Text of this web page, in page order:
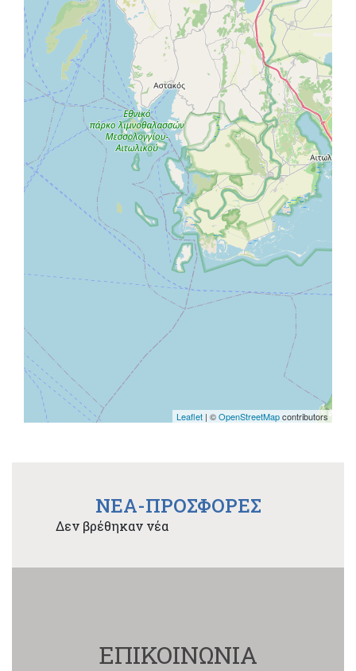
Leaflet | ©OpenStreetMapcontributors
NEA-ΠΡΟΣΦΟΡΕΣ
Δεν βρέθηκαν νέα
ΕΠΙΚΟΙΝΩΝΙΑ